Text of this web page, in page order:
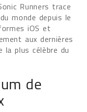
Runners trace
monde depuis le
iOS et
aux dernières
la plus célèbre du
de